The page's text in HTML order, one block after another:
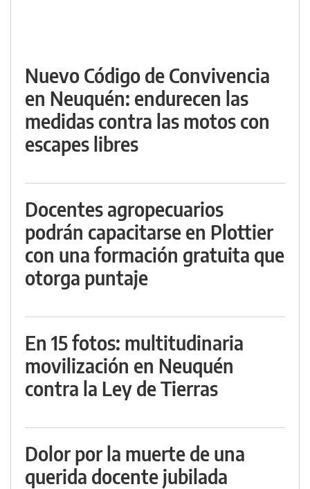
Nuevo Código de Convivencia
en Neuquén: endurecen las
medidas contra las motos con
escapes libres
Docentes agropecuarios
podrán capacitarse en Plottier
con una formación gratuita que
otorga puntaje
En 15 fotos: multitudinaria
movilización en Neuquén
contra la Ley de Tierras
Dolor por la muerte de una
querida docente jubilada